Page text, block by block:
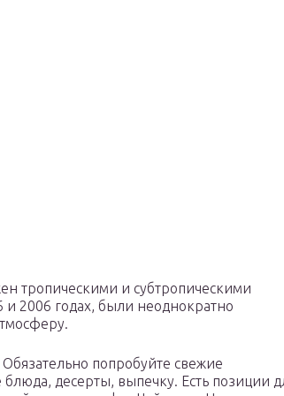
тропическими и субтропическими
2006 годах, были неоднократно
попробуйте свежие
десерты, выпечку. Есть позиции